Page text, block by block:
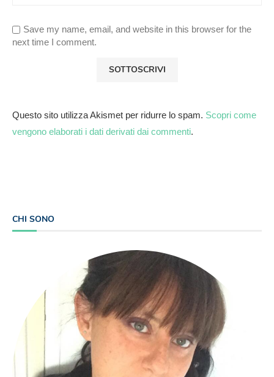
Save my name, email, and website in this browser for the
next time I comment.
Questo sito utilizza Akismet per ridurre lo spam. Scopri come
vengono elaborati i dati derivati dai commenti.
CHI SONO